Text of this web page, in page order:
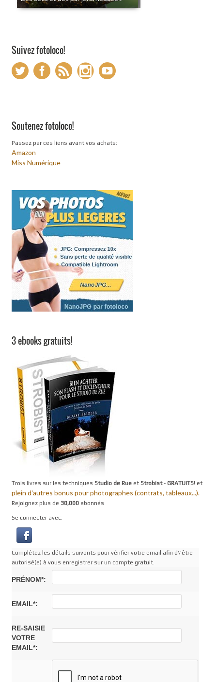
Suivez fotoloco!
Soutenez fotoloco!
Passez par ces liens avant vos achats:
Amazon
Miss Numérique
3 ebooks gratuits!
Trois livres sur les techniques Studio de Rue et Strobist- GRATUITS! et
plein d'autres bonus pour photographes (contrats, tableaux...).
Rejoignez plus de 30,000 abonnés
Se connecter avec:
Complétez les détails suivants pour vérifier votre email afin d\'être
autorisé(e) à vous enregistrer sur un compte gratuit.
PRÉNOM*:
EMAIL*:
RE-SAISIE
VOTRE
EMAIL*: